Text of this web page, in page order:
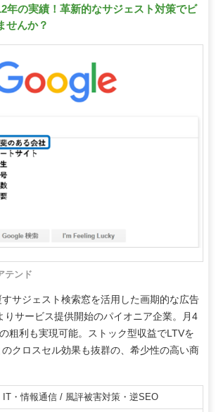
年の実績！革新的なサジェスト対策でビ
せんか？
テンド
サジェスト検索窓を活用した画期的な広告
りサービス提供開始のパイオニア企業。月4
粗利も実現可能。ストック型収益でLTVを
クロスセル効果も抜群の、希少性の高い商
IT・情報通信 / 風評被害対策・逆SEO